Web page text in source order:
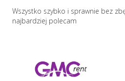
Wszystko szybko i sprawnie bez
najbardziej polecam